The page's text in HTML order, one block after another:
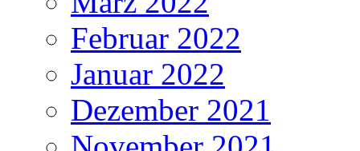
Februar 2022
Januar 2022
Dezember 2021